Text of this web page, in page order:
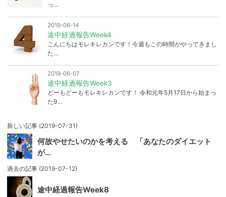
っ…
2019-06-14
途中経過報告Week4
こんにちはモレキレカンです！今週もこの時間がやってきまし
た…
2019-06-07
途中経過報告Week3
どーもどーもモレキレカンです！ 令和元年5月17日から始まっ
た9…
新しい記事 (2019-07-31)
何故やせたいのかを考える 「あなたのダイエット
が…
過去の記事 (2019-07-12)
途中経過報告Week8